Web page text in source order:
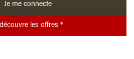
Je me connecte
Je découvre les offres *